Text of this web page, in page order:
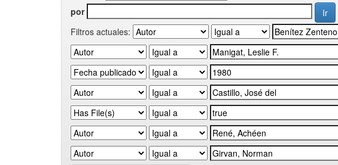
por
Filtros actuales: